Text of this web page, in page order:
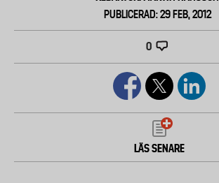
PUBLICERAD: 29 FEB, 2012
0
LÄS SENARE